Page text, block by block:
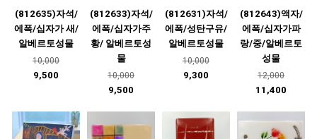
(812635)자석/
에폭/십자가 새/
알베르토성물
10,000
9,500
(812633)자석/
에폭/십자가주
황/ 알베르토성
물
10,000
9,500
(812631)자석/
에폭/성탄구유/
알베르토성물
10,000
9,300
(812643)액자/
에폭/십자가파
랑/중/알베르토
성물
12,000
11,400